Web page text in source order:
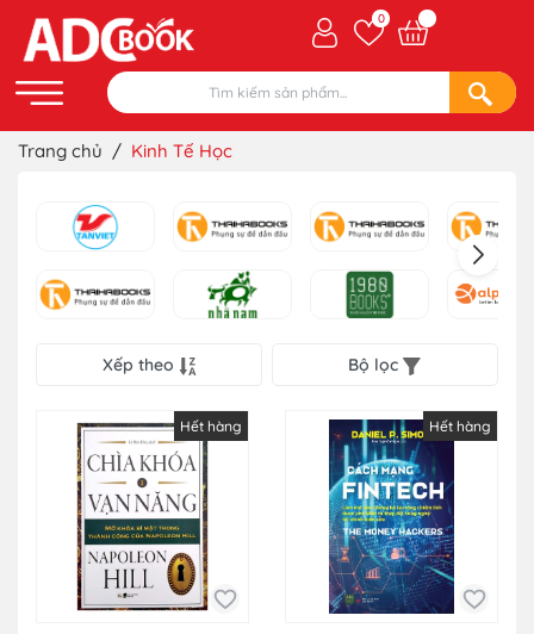
0
Trang chủ / Kinh Tế Học
Xếp theo Bộ lọc
Hết hàng Hết hàng